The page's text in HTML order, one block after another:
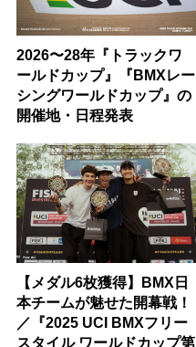
2026〜28年『トラックワ
ールドカップ』『BMXレー
シングワールドカップ』の
開催地・日程発表
【メダル6枚獲得】BMX日
本チームが魅せた開幕戦！
／『2025 UCI BMXフリー
スタイル ワールドカップ第